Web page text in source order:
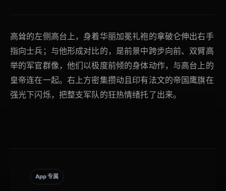
高耸的左侧高台上，身着华丽加冕礼袍的拿破仑伸出右手
指向士兵；与他形成对比的，是前景中跨步向前、双臂高
举的军官群像，他们以极度前倾的身体动作，与高台上的
皇帝连在一起。右上方密集攒动且印有法文的帝国鹰旗在
强光下闪烁，把整支军队的狂热情绪托了出来。
App 专属